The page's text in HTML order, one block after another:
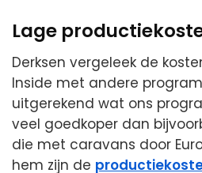
Lage
Derksen vergeleek de
Inside met andere
uitgerekend wat ons
veel goedkoper dan
die met caravans door
hem zijn de